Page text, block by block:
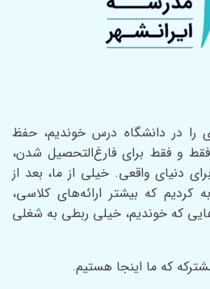
را در دانشگاه درس خوندیم، حفظ
و فقط برای فارغ‌التحصیل شدن،
دنیای واقعی. خیلی از ما، بعد از
کردیم که بیشتر ارائه‌های کلاسی،
که خوندیم، خیلی ربطی به شغلی
که ما اینجا هستیم.